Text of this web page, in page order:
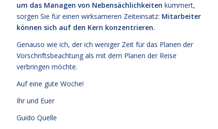
um das Managen von Nebensächlichkeiten kümmert,
sorgen Sie für einen wirksameren Zeiteinsatz: Mitarbeiter
können sich auf den Kern konzentrieren.
Genauso wie ich, der ich weniger Zeit für das Planen der
Vorschriftsbeachtung als mit dem Planen der Reise
verbringen möchte.
Auf eine gute Woche!
Ihr und Euer
Guido Quelle